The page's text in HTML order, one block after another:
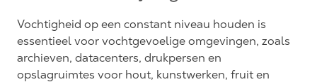
Vochtigheid op een constant niveau houden is
essentieel voor vochtgevoelige omgevingen, zoals
archieven, datacenters, drukpersen en
opslagruimtes voor hout, kunstwerken, fruit en